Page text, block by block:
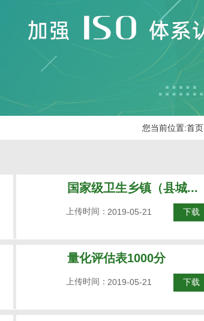
您当前位置:首页
国家级卫生乡镇（县城...
2019-05-21
上传时间： 下载
量化评估表1000分
2019-05-21
上传时间： 下载